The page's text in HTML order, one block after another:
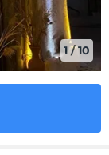
1/10